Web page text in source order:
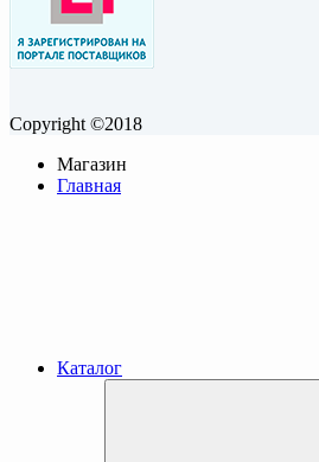
Copyright ©2018
Магазин
Главная
Каталог